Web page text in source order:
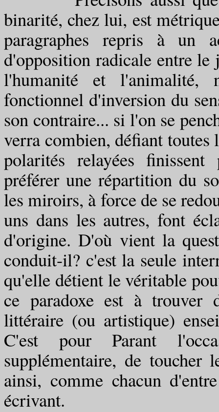
binarité, chez lui, est
paragraphes repris à un
d'opposition radicale entre
l'humanité et
fonctionnel d'inversion du
son contraire... si l'on se
verra combien, défiant toutes
polarités relayées
préférer une répartition du
les miroirs, à force de se
uns dans les autres, font
d'origine. D'où vient la
conduit-il? c'est la seule
qu'elle détient le véritable
ce paradoxe est à trouver
littéraire (ou artistique)
C'est pour Parant
supplémentaire, de
ainsi, comme chacun
écrivant.